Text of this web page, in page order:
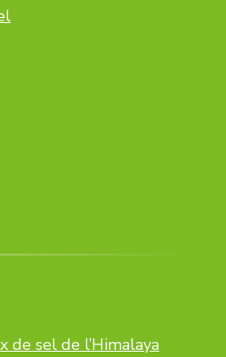
de sel de l’Himalaya